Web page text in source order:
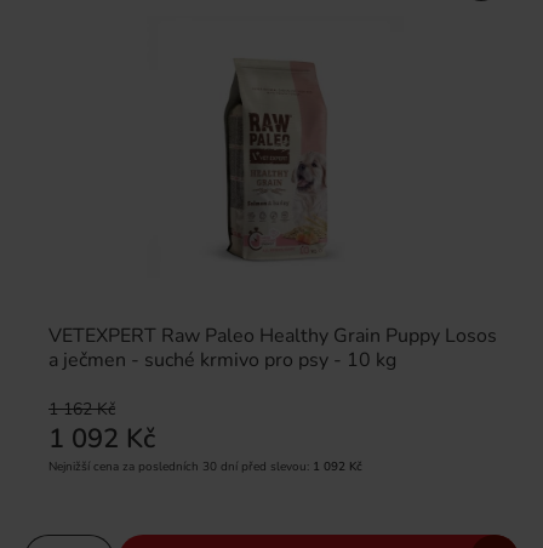
VETEXPERT Raw Paleo Healthy Grain Puppy Losos
a ječmen - suché krmivo pro psy - 10 kg
1 162 Kč
1 092 Kč
Nejnižší cena za posledních 30 dní před slevou: 1 092 Kč